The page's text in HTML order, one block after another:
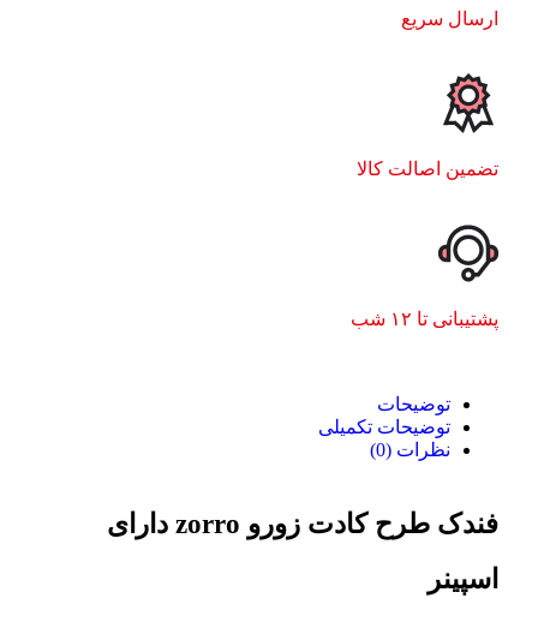
ارسال سریع
تضمین اصالت کالا
پشتیبانی تا ۱۲ شب
توضیحات
توضیحات تکمیلی
نظرات (0)
فندک طرح کادت زورو zorro دارای
اسپینر